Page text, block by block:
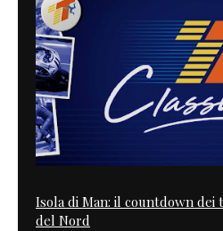
Isola di Man: il countdown
del Nord